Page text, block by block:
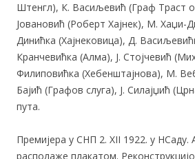
Штенгл), К. Васиљевић (Граф Траст
Јовановић (Роберт Хајнек), М. Хаџи-
Динићка (Хајнековица), Д.
Кранчевићка (Алма), Ј. Стојчевић
Филиповићка (Хебенштајнова), М.
Бајић (Графов слуга), Ј. Силајџић
пута.
Премијера у СНП 2. XII 1922. у НСаду.
располаже плакатом.